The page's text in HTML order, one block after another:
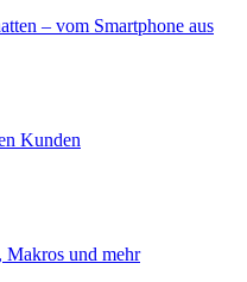
– vom Smartphone aus
Kunden
und mehr